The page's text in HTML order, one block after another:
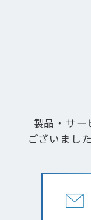
製品・サ
ございまし